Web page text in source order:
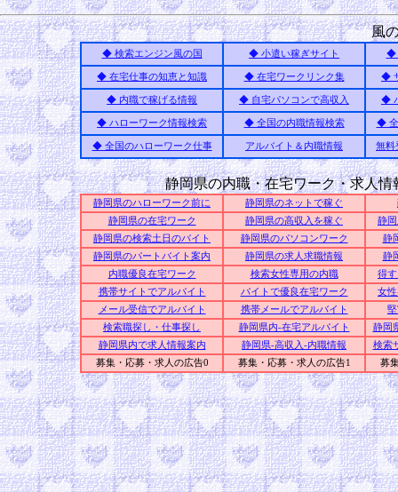
風
◆ 検索エンジン風の国 ◆ 小遣い稼ぎサイト ◆
◆ 在宅仕事の知恵と知識 ◆ 在宅ワークリンク集 ◆
◆ 内職で稼げる情報 ◆ 自宅パソコンで高収入 ◆
◆ ハローワーク情報検索 ◆ 全国の内職情報検索 ◆ 全
◆ 全国のハローワーク仕事 アルバイト＆内職情報 無料
静岡県の内職・在宅ワーク・求人
静岡県のハローワーク前に 静岡県のネットで稼ぐ
静岡県の在宅ワーク
静岡県の高収入を稼ぐ
静
静岡県の検索土日のバイト
静岡県のパソコンワーク
静
静岡県のパートバイト案内
静岡県の求人求職情報
静
内職優良在宅ワーク
検索女性専用の内職
得
携帯サイトでアルバイト
バイトで優良在宅ワーク
女
メール受信でアルバイト
携帯メールでアルバイト
検索職探し・仕事探し
静岡県内-在宅アルバイト
静岡
静岡県内で求人情報案内
静岡県-高収入-内職情報
検索
募集・応募・求人の広告0
募集・応募・求人の広告1 募